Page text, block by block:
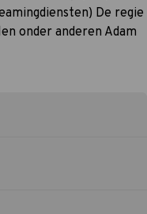
De regie
onder anderen Adam